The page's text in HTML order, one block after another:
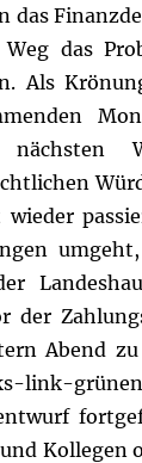
das
das
Als
der
Abend
link-grünen
Kollegen